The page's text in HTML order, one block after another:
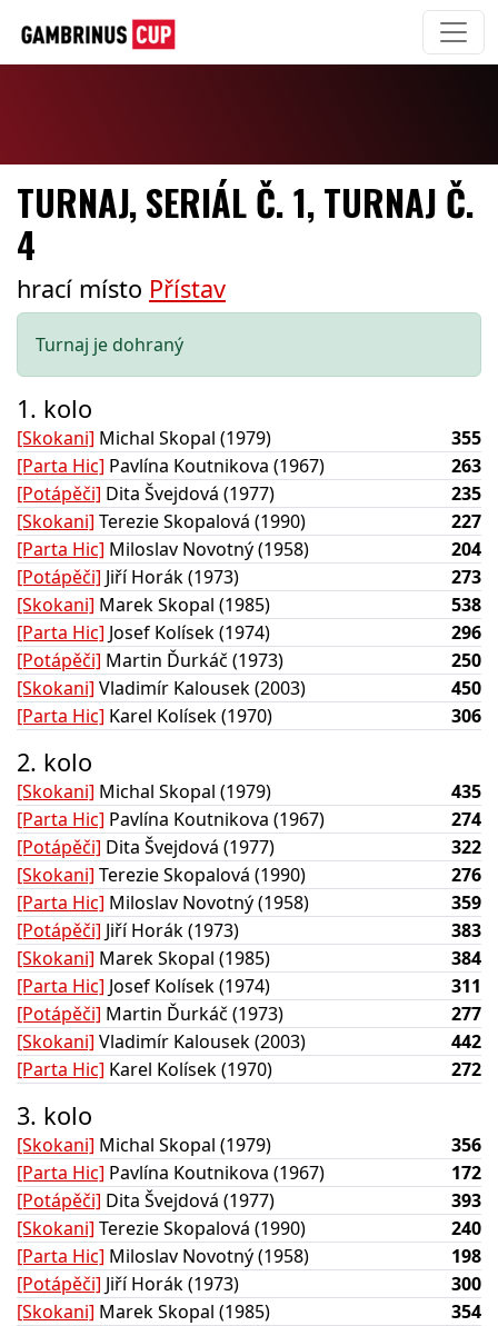
TURNAJ, SERIÁL Č. 1, TURNAJ Č.
4
hrací místo Přístav
Turnaj je dohraný
1. kolo
[Skokani] Michal Skopal (1979)
355
[Parta Hic] Pavlína Koutnikova (1967)
263
[Potápěči] Dita Švejdová (1977)
235
[Skokani] Terezie Skopalová (1990)
227
[Parta Hic] Miloslav Novotný (1958)
204
[Potápěči] Jiří Horák (1973)
273
[Skokani] Marek Skopal (1985)
538
[Parta Hic] Josef Kolísek (1974)
296
[Potápěči] Martin Ďurkáč (1973)
250
[Skokani] Vladimír Kalousek (2003)
450
[Parta Hic] Karel Kolísek (1970) 306
2. kolo
[Skokani] Michal Skopal (1979)
435
[Parta Hic] Pavlína Koutnikova (1967)
274
[Potápěči] Dita Švejdová (1977)
322
[Skokani] Terezie Skopalová (1990)
276
[Parta Hic] Miloslav Novotný (1958)
359
[Potápěči] Jiří Horák (1973)
383
[Skokani] Marek Skopal (1985)
384
[Parta Hic] Josef Kolísek (1974)
311
[Potápěči] Martin Ďurkáč (1973)
277
[Skokani] Vladimír Kalousek (2003)
442
[Parta Hic] Karel Kolísek (1970) 272
3. kolo
[Skokani] Michal Skopal (1979)
356
[Parta Hic] Pavlína Koutnikova (1967)
172
[Potápěči] Dita Švejdová (1977)
393
[Skokani] Terezie Skopalová (1990)
240
[Parta Hic] Miloslav Novotný (1958)
198
[Potápěči] Jiří Horák (1973)
300
[Skokani] Marek Skopal (1985)
354